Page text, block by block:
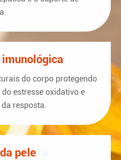
do corpo protegendo
estresse oxidativo e
resposta.
pele